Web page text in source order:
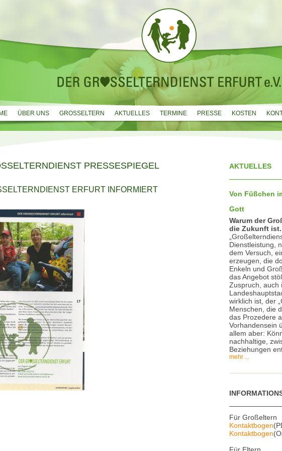
ÜBER UNS GROSSELTERN AKTUELLES TERMINE PRESSE KOSTEN
PRESSESPIEGEL
ERFURT INFORMIERT
AKTUELLES
Von Füßchen
Gott
Warum der
die Zukunft ist.
Dienstleistung,
dem Versuch,
erzeugen, die
Enkeln und
das Angebot
Zuspruch, auch
wirklich ist, der
Menschen, die
das Prozedere
Vorhandensein
allem aber:
nachhaltige,
Beziehungen
mehr ...
Für Großeltern
Kontaktbogen
Kontaktbogen